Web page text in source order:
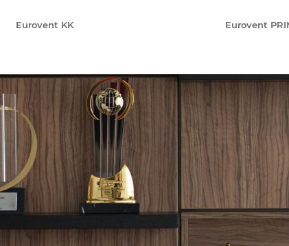
Eurovent KK Eurovent